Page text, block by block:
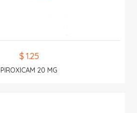
$ 1.25
PIROXICAM 20 MG